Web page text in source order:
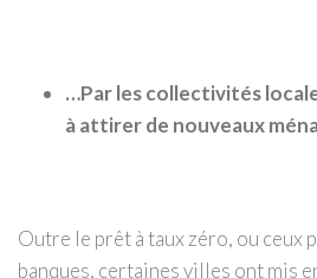
…Par les collectivités
à attirer de nouveaux
Outre le prêt à taux zéro, ou ceux
banques, certaines villes ont mis